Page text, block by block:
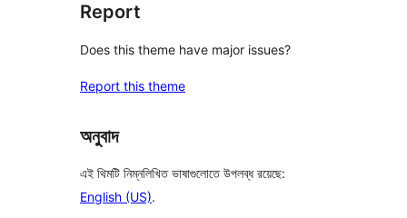
Report
Does this theme have major issues?
Report this theme
অনুবাদ
এই থিমটি নিম্নলিখিত ভাষাগুলোতে উপলব্ধ রয়েছে:
English (US).